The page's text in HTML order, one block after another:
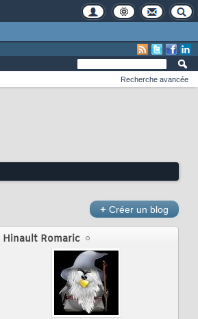
Recherche avancée
+ Créer un blog
Hinault Romaric